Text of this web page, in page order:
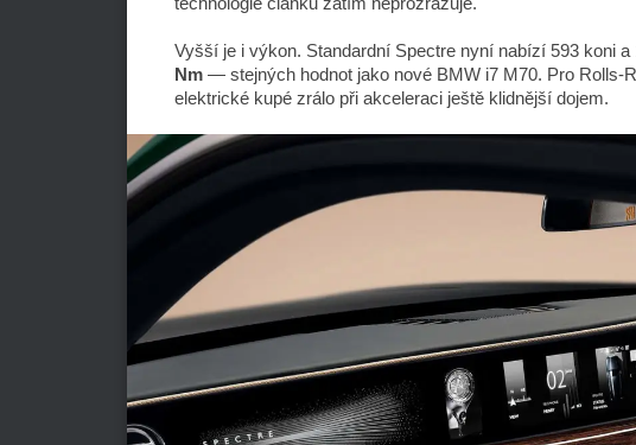
Vyšší je i výkon. Standardní Spectre nyní nabízí 593 koni a
Nm — stejných hodnot jako nové BMW i7 M70. Pro Rolls-
elektrické kupé zrálo při akceleraci ještě klidnější dojem.